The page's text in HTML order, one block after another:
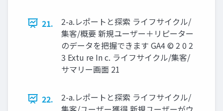
21.
2-a.レポートと探索 ライフサイクル/
集客/概要 新規ユーザー＋リピーター
のデータを把握できます GA4 © 2 0 2
3 Extu re In c. ライフサイクル/集客/
サマリー画面 21
22.
2-a.レポートと探索 ライフサイクル/